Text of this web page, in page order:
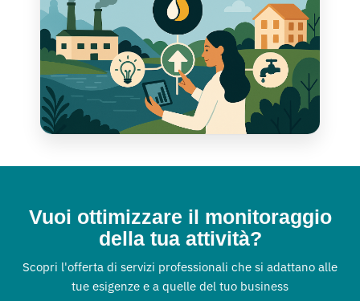
Vuoi ottimizzare il monitoraggio
della tua attività?
Scopri l'offerta di servizi professionali che si adattano alle
tue esigenze e a quelle del tuo business